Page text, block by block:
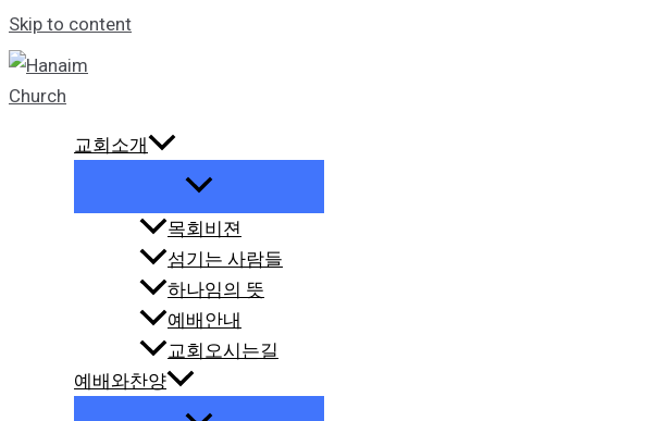
Skip to content
교회소개
목회비젼
섬기는 사람들
하나임의 뜻
예배안내
교회오시는길
예배와찬양